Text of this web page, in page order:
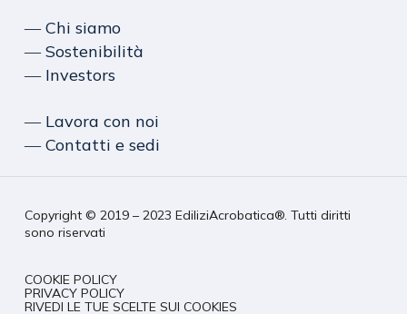
― Chi siamo
― Sostenibilità
― Investors
― Lavora con noi
― Contatti e sedi
Copyright © 2019 – 2023 EdiliziAcrobatica®. Tutti diritti
sono riservati
COOKIE POLICY
PRIVACY POLICY
RIVEDI LE TUE SCELTE SUI COOKIES